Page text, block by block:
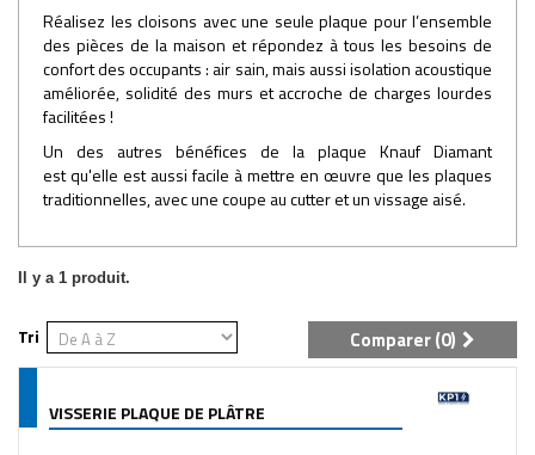
Réalisez les cloisons avec une seule plaque pour l’ensemble
des pièces de la maison et répondez à tous les besoins de
confort des occupants : air sain, mais aussi isolation acoustique
améliorée, solidité des murs et accroche de charges lourdes
facilitées !
Un des autres bénéfices de la plaque Knauf Diamant
est qu'elle est aussi facile à mettre en œuvre que les plaques
traditionnelles, avec une coupe au cutter et un vissage aisé.
Il y a 1 produit.
Tri Comparer (0)
VISSERIE PLAQUE DE PLÂTRE